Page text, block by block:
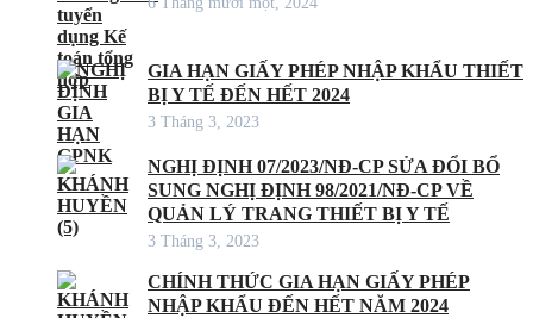
GIA HẠN GIẤY PHÉP NHẬP KHẨU THIẾT
BỊ Y TẾ ĐẾN HẾT 2024
3 Tháng 3, 2023
NGHỊ ĐỊNH 07/2023/NĐ-CP SỬA ĐỔI BỔ
SUNG NGHỊ ĐỊNH 98/2021/NĐ-CP VỀ
QUẢN LÝ TRANG THIẾT BỊ Y TẾ
3 Tháng 3, 2023
CHÍNH THỨC GIA HẠN GIẤY PHÉP
NHẬP KHẨU ĐẾN HẾT NĂM 2024